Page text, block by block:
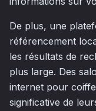
De plus, une
référencement
les résultats de
plus large. Des
internet pour
significative de